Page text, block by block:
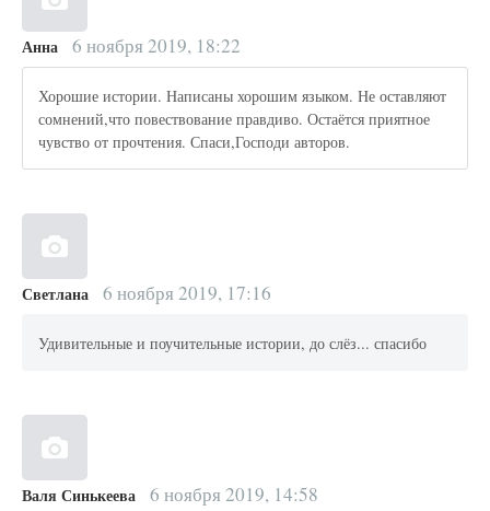
Анна 6 ноября 2019, 18:22
Хорошие истории. Написаны хорошим языком. Не оставляют
сомнений,что повествование правдиво. Остаётся приятное
чувство от прочтения. Спаси,Господи авторов.
Светлана 6 ноября 2019, 17:16
Удивительные и поучительные истории, до слёз... спасибо
Валя Синькеева 6 ноября 2019, 14:58